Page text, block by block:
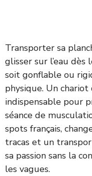
Transporter sa
glisser sur l’eau
soit gonflable ou
physique. Un chariot
indispensable pour
séance de
spots français,
tracas et un
sa passion sans la
les vagues.